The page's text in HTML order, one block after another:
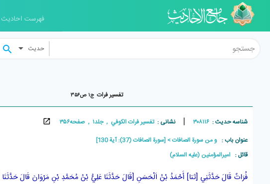
فهرست احادیث
حدیث
تفسير فرات ج۱ ص۳۵۶
شناسه حدیث : ۳۰۸۱۱۶ | نشانی :تفسير فرات الکوفي , جلد۱ , صفحه۳۵۶
عنوان باب : و من سورة الصافات
[سورة الصافات (37): آیة 130]
قائل : امیرالمؤمنین (علیه السلام)
فُرَاتٌ قَالَ حَدَّثَنِي [ثنا]أَحْمَدُ بْنُ اَلْحَسَنِ [قَالَ حَدَّثَنَاعَلِيُّ بْنُ مُحَمَّدِ بْنِ مَرْوَانَ قَالَ حَدَّثَنَا